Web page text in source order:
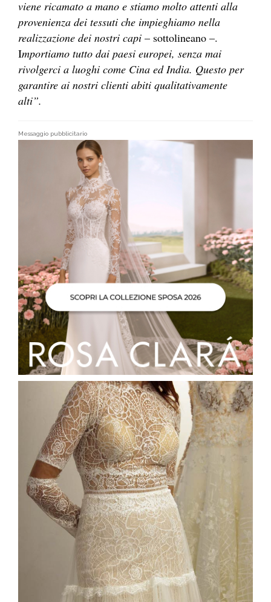
viene ricamato a mano e stiamo molto attenti alla
provenienza dei tessuti che impieghiamo nella
realizzazione dei nostri capi – sottolineano –.
Importiamo tutto dai paesi europei, senza mai
rivolgerci a luoghi come Cina ed India. Questo per
garantire ai nostri clienti abiti qualitativamente
alti”.
Messaggio pubblicitario